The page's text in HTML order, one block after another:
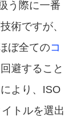
う際に一番
術ですが、
ぼ全てのコ
避すること
より、ISO
トルを選出